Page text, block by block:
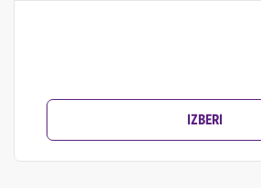
IZBERI